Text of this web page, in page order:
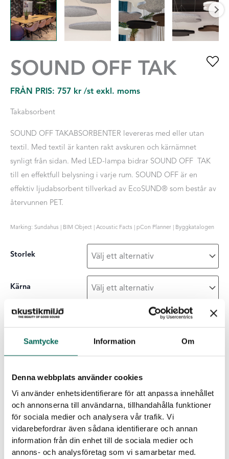
Samtycke Information Om
Denna webbplats använder cookies
Vi använder enhetsidentifierare för att anpassa innehållet
och annonserna till användarna, tillhandahålla funktioner
för sociala medier och analysera vår trafik. Vi
vidarebefordrar även sådana identifierare och annan
information från din enhet till de sociala medier och
annons- och analysföretag som vi samarbetar med.
SOUND OFF TAK
FRÅN PRIS: 757 kr /st exkl. moms
Takabsorbent
SOUND OFF TAKABSORBENTER levereras med eller utan
textil. Med textil är kanten rakt avskuren och kärnämnet
synligt från sidan. Med LED-lampa bidrar SOUND OFF TAK
till en effektfull belysning i varje rum. SOUND OFF är en
effektiv ljudabsorbent tillverkad av EcoSUND® som består av
återvunnen PET.
Marking: Sundahus | BIM Object | Acoustic Facts | pCon Planner | Byggkatalogen
Storlek
Kärna
Off
mängd
+ LÄGG I LISTAN
Egenskaper för EcoSund
Inga emissioner: EcoSUND är helt fri från lim/bindmedel.
Inga farliga kemikalier: EcoSUND släpper inte ifrån sig fibrer
som kliar eller irriterar.